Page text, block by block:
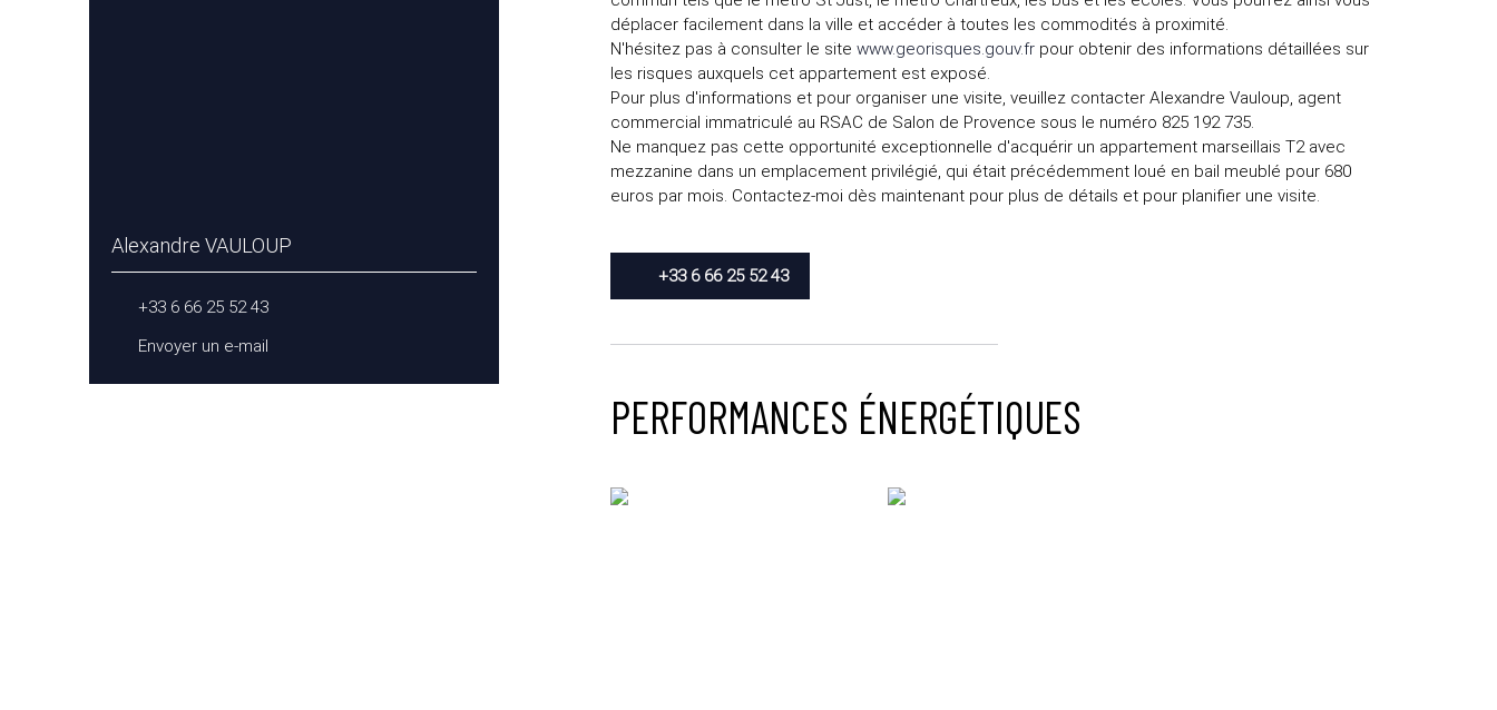
Alexandre VAULOUP
+33 6 66 25 52 43
Envoyer un e-mail
déplacer facilement dans la ville et accéder à toutes les commodités à proximité.
N'hésitez pas à consulter le site www.georisques.gouv.fr pour obtenir des informations détaillées sur
les risques auxquels cet appartement est exposé.
Pour plus d'informations et pour organiser une visite, veuillez contacter Alexandre Vauloup, agent
commercial immatriculé au RSAC de Salon de Provence sous le numéro 825 192 735.
Ne manquez pas cette opportunité exceptionnelle d'acquérir un appartement marseillais T2 avec
mezzanine dans un emplacement privilégié, qui était précédemment loué en bail meublé pour 680
euros par mois. Contactez-moi dès maintenant pour plus de détails et pour planifier une visite.
+33 6 66 25 52 43
PERFORMANCES ÉNERGÉTIQUES